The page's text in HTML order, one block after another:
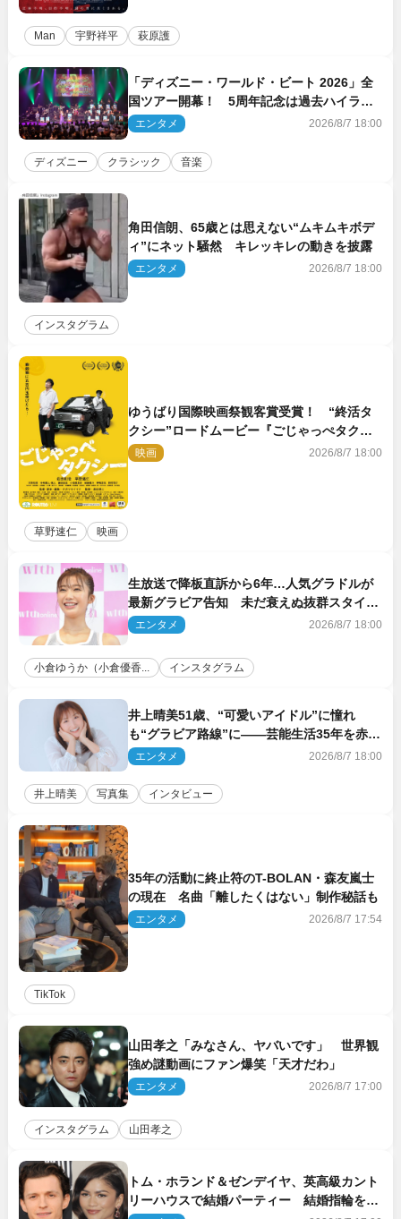
Man 宇野祥平 萩原護
「ディズニー・ワールド・ビート 2026」全
国ツアー開幕！ 5周年記念は過去ハイライ
ト＆クルーズ旅を大満喫！【潜入レポート】
エンタメ 2026/8/7 18:00
ディズニー クラシック 音楽
角田信朗、65歳とは思えない“ムキムキボデ
ィ”にネット騒然 キレッキレの動きを披露
エンタメ 2026/8/7 18:00
インスタグラム
ゆうばり国際映画祭観客賞受賞！ “終活タ
クシー”ロードムービー『ごじゃっぺタクシ
ー』10月公開＆予告解禁
映画 2026/8/7 18:00
草野速仁 映画
生放送で降板直訴から6年…人気グラドルが
最新グラビア告知 未だ衰えぬ抜群スタイル
に反響
エンタメ 2026/8/7 18:00
小倉ゆうか（小倉優香... インスタグラム
井上晴美51歳、“可愛いアイドル”に憧れ
も“グラビア路線”に――芸能生活35年を赤
裸々に語る 27年ぶりに写真集発売
エンタメ 2026/8/7 18:00
井上晴美 写真集 インタビュー
35年の活動に終止符のT-BOLAN・森友嵐士
の現在 名曲「離したくはない」制作秘話も
エンタメ 2026/8/7 17:54
TikTok
山田孝之「みなさん、ヤバいです」 世界観
強め謎動画にファン爆笑「天才だわ」
エンタメ 2026/8/7 17:00
インスタグラム 山田孝之
トム・ホランド＆ゼンデイヤ、英高級カント
リーハウスで結婚パーティー 結婚指輪を身